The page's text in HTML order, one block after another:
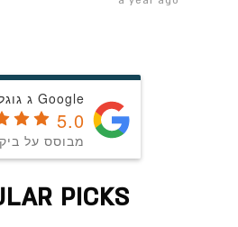
Google ג גוגל
5.0
מבוסס על
PICKS